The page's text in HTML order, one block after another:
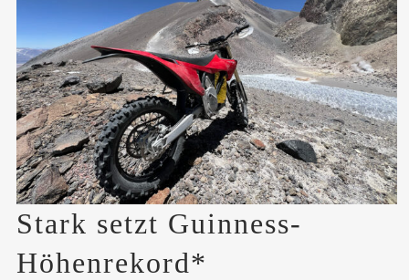
Stark setzt Guinness-
Höhenrekord*